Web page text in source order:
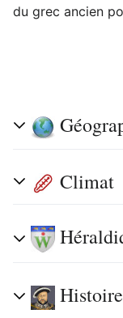
du grec ancien
Climat
Histoire